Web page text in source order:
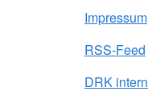
Impressum
RSS-Feed
DRK intern